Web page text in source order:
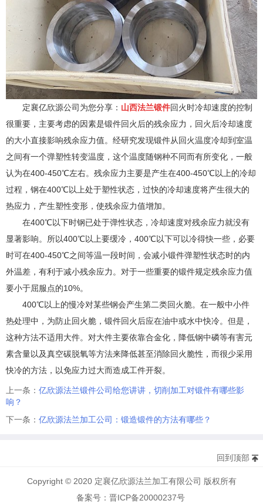
定襄亿欣源公司为您分享： 山西法兰锻件回火时冷却速度的控制
很重要，主要考虑的因素是锻件回火后的残余应力，回火后冷却速度
的大小直接影响残余应力值。经研究发现锻件从回火温度冷却到室温
之间有一个弹塑性转变温度，这个温度随钢种不同而有所变化，一般
认为在400-450℃左右。残余应力主要是产生在400-450℃以上的冷却
过程，钢在400℃以上处于塑性状态，过快的冷却速度将产生很大的
热应力，产生塑性变形，使残余应力值增加。
在400℃以下时钢已处于弹性状态，冷却速度对残余应力就没有
显著影响。所以400℃以上要缓冷，400℃以下可以冷得快一些，必要
时可在400-450℃之间等温一段时间，会减小锻件弹塑性状态时的内
外温差，有利于减小残余应力。对于一些重要的锻件规定残余应力值
要小于屈服点的10%。
400℃以上的慢冷对某些钢会产生第二类回火脆。在一般中小件
热处理中，为防止回火脆，锻件回火后应在油中或水中快冷。但是，
这种方法不适用大件。对大件主要依靠合金化，降低钢中磷等有害元
素含量以及真空碳脱氧等方法来降低甚至消除回火脆性，而很少采用
快冷的方法，以免应力过大而造成工件开裂。
上一条： 亿欣源法兰锻件公司给您讲讲，切削加工对锻件有哪些影
响？
下一条： 亿欣源法兰加工公司：锻造锻件的方法有哪些？
回到顶部
Copyright © 2020 定襄亿欣源法兰加工有限公司 版权所有
备案号：晋ICP备20000237号